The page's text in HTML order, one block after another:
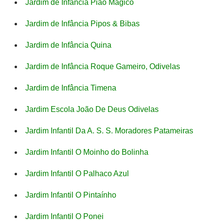
Jardim de Infância Pião Mágico
Jardim de Infância Pipos & Bibas
Jardim de Infância Quina
Jardim de Infância Roque Gameiro, Odivelas
Jardim de Infância Timena
Jardim Escola João De Deus Odivelas
Jardim Infantil Da A. S. S. Moradores Patameiras
Jardim Infantil O Moinho do Bolinha
Jardim Infantil O Palhaco Azul
Jardim Infantil O Pintaínho
Jardim Infantil O Ponei